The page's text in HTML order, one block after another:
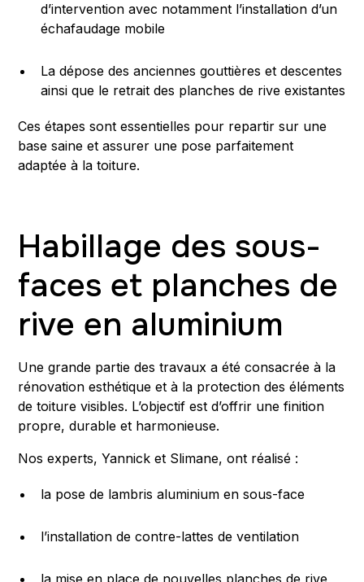
d’intervention avec notamment l’installation d’un
échafaudage mobile
La dépose des anciennes gouttières et descentes
ainsi que le retrait des planches de rive existantes
Ces étapes sont essentielles pour repartir sur une
base saine et assurer une pose parfaitement
adaptée à la toiture.
Habillage des sous-
faces et planches de
rive en aluminium
Une grande partie des travaux a été consacrée à la
rénovation esthétique et à la protection des éléments
de toiture visibles. L’objectif est d’offrir une finition
propre, durable et harmonieuse.
Nos experts, Yannick et Slimane, ont réalisé :
la pose de lambris aluminium en sous-face
l’installation de contre-lattes de ventilation